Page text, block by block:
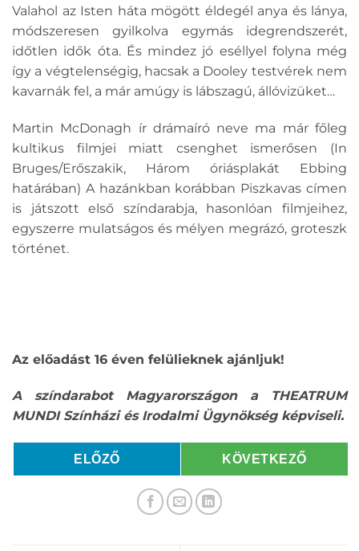
Valahol az Isten háta mögött éldegél anya és lánya,
módszeresen gyilkolva egymás idegrendszerét,
időtlen idők óta. És mindez jó eséllyel folyna még
így a végtelenségig, hacsak a Dooley testvérek nem
kavarnák fel, a már amúgy is lábszagú, állóvizüket…
Martin McDonagh ír drámaíró neve ma már főleg
kultikus filmjei miatt csenghet ismerősen (In
Bruges/Erőszakik, Három óriásplakát Ebbing
határában) A hazánkban korábban Piszkavas címen
is játszott első színdarabja, hasonlóan filmjeihez,
egyszerre mulatságos és mélyen megrázó, groteszk
történet.
Az előadást 16 éven felülieknek ajánljuk!
A színdarabot Magyarországon a THEATRUM
MUNDI Színházi és Irodalmi Ügynökség képviseli.
ELŐZŐ KÖVETKEZŐ